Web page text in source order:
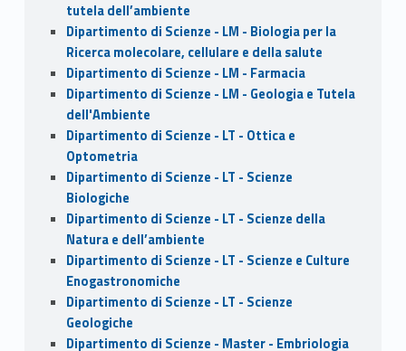
tutela dell’ambiente
Dipartimento di Scienze - LM - Biologia per la
Ricerca molecolare, cellulare e della salute
Dipartimento di Scienze - LM - Farmacia
Dipartimento di Scienze - LM - Geologia e Tutela
dell'Ambiente
Dipartimento di Scienze - LT - Ottica e
Optometria
Dipartimento di Scienze - LT - Scienze
Biologiche
Dipartimento di Scienze - LT - Scienze della
Natura e dell’ambiente
Dipartimento di Scienze - LT - Scienze e Culture
Enogastronomiche
Dipartimento di Scienze - LT - Scienze
Geologiche
Dipartimento di Scienze - Master - Embriologia